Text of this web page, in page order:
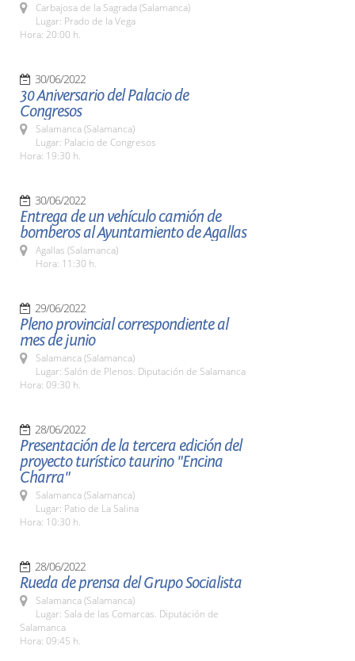
Carbajosa de la Sagrada (Salamanca)
Lugar: Prado de la Vega
Hora: 20:00 h.
30/06/2022
30 Aniversario del Palacio de
Congresos
Salamanca (Salamanca)
Lugar: Palacio de Congresos
Hora: 19:30 h.
30/06/2022
Entrega de un vehículo camión de
bomberos al Ayuntamiento de Agallas
Agallas (Salamanca)
Hora: 11:30 h.
29/06/2022
Pleno provincial correspondiente al
mes de junio
Salamanca (Salamanca)
Lugar: Salón de Plenos. Diputación de Salamanca
Hora: 09:30 h.
28/06/2022
Presentación de la tercera edición del
proyecto turístico taurino "Encina
Charra"
Salamanca (Salamanca)
Lugar: Patio de La Salina
Hora: 10:30 h.
28/06/2022
Rueda de prensa del Grupo Socialista
Salamanca (Salamanca)
Lugar: Sala de las Comarcas. Diputación de
Salamanca
Hora: 09:45 h.